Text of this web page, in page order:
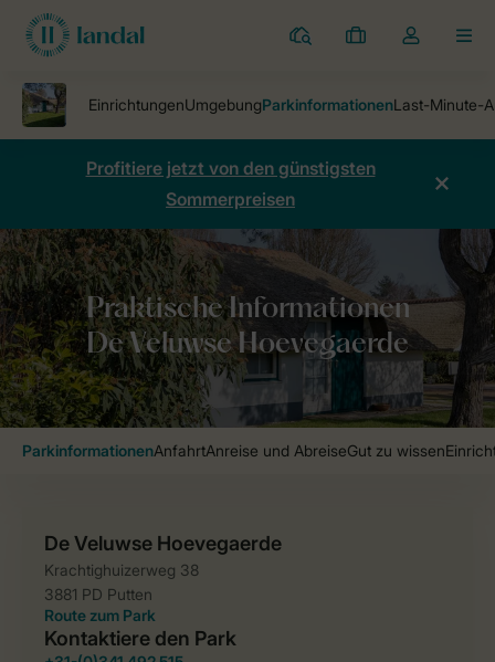
Ferienparks
Meine
Dropdown-
öffnen
Profitiere jetzt von den günstigsten
Sommerpreisen